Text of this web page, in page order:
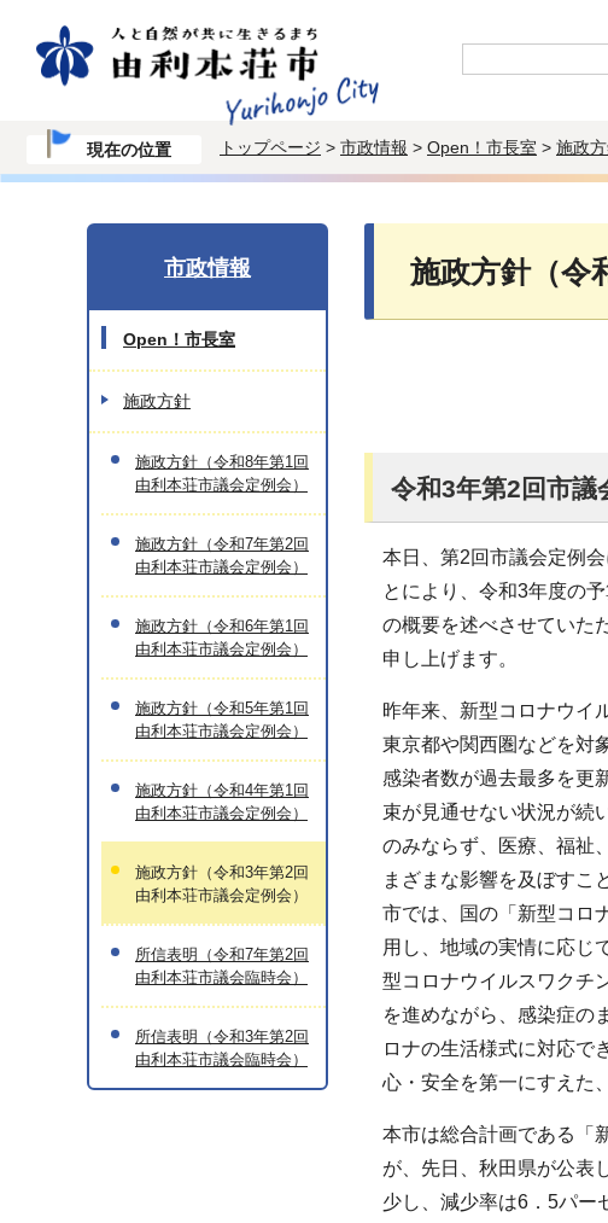
現在の位置 トップページ > 市政情報 > Open！市長室 > 施政
施政方針（令
令和3年第2回市議
本日、第2回市議会定例
とにより、令和3年度の
の概要を述べさせていた
申し上げます。
昨年来、新型コロナウイ
東京都や関西圏などを対
感染者数が過去最多を更
束が見通せない状況が続
のみならず、医療、福祉
まざまな影響を及ぼすこ
市では、国の「新型コロ
用し、地域の実情に応じ
型コロナウイルスワクチ
を進めながら、感染症の
ロナの生活様式に対応で
心・安全を第一にすえた
本市は総合計画である「
が、先日、秋田県が公表
少し、減少率は6．5パー
市政情報
Open！市長室
施政方針
施政方針（令和8年第1回
由利本荘市議会定例会）
施政方針（令和7年第2回
由利本荘市議会定例会）
施政方針（令和6年第1回
由利本荘市議会定例会）
施政方針（令和5年第1回
由利本荘市議会定例会）
施政方針（令和4年第1回
由利本荘市議会定例会）
施政方針（令和3年第2回
由利本荘市議会定例会）
所信表明（令和7年第2回
由利本荘市議会臨時会）
所信表明（令和3年第2回
由利本荘市議会臨時会）